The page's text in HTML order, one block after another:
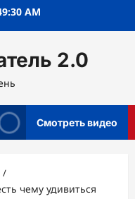
AM
2.0
Смотреть видео
чему удивиться